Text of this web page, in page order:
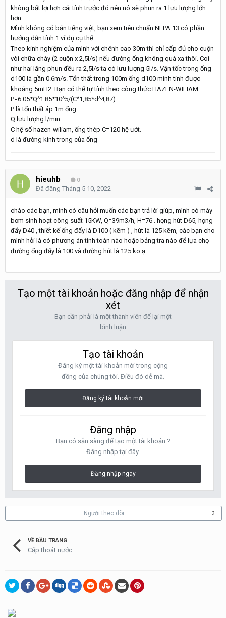
không bất lợi hơn cái tính trước đó nên nó sẽ phun ra 1 lưu lượng lớn
hơn.
Mình không có bản tiếng việt, bạn xem tiêu chuẩn NFPA 13 có phần
hướng dẫn tính 1 ví dụ cụ thể.​
Theo kinh nghiệm của mình với chênh cao 30m thì chỉ cấp đủ cho cuộn
vòi chữa cháy (2 cuộn x 2,5l/s) nếu đường ống không quá xa thôi. Coi
như hai lăng phun đều ra 2,5l/s ta có lưu lượng 5l/s. Vận tốc trong ống
d100 là gần 0.6m/s. Tổn thất trong 100m ống d100 mình tính được
khoảng 5mH2. Bạn có thể tự tính theo công thức HAZEN-WILIAM:
P=6.05*Q^1.85*10^5/(C^1,85*d^4,87)
P là tổn thất áp 1m ống
Q lưu lượng l/min
C hệ số hazen-wiliam, ống thép C=120 hệ ướt.
d là đường kính trong của ống
hieuhb 0
Đã đăng Tháng 5 10, 2022
chào các bạn, mình có câu hỏi muốn các bạn trả lời giúp, mình có máy
bơm sinh hoạt công suất 15KW, Q=39m3/h, H=76 . họng hút D65, họng
đẩy D40 , thiết kế ống đẩy là D100 ( kẽm ) , hút là 125 kẽm, các bạn cho
mình hỏi là có phương án tính toán nào hoặc bảng tra nào để lựa chọ
đường ống đẩy là 100 và đường hút là 125 ko ạ
Tạo một tài khoản hoặc đăng nhập để nhận
xét
Bạn cần phải là một thành viên để lại một
bình luận
Tạo tài khoản
Đăng ký một tài khoản mới trong cộng
đồng của chúng tôi. Điều đó dễ mà.
Đăng ký tài khoản mới
Đăng nhập
Bạn có sẵn sàng để tạo một tài khoản ?
Đăng nhập tại đây.
Đăng nhập ngay
Người theo dõi 3
VỀ ĐẦU TRANG
Cấp thoát nước